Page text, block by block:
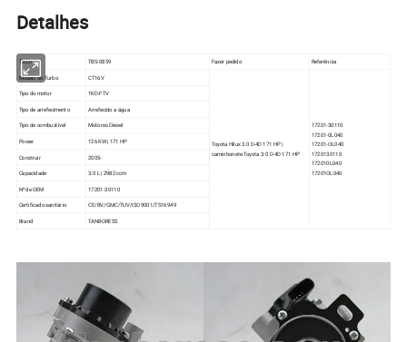
Detalhes
TBS n° TBS-0859 Fazer pedido Referência
Modelo do Turbo CT16V
Toyota Hilux 3.0 D-4D 171 HP |
caminhonete Toyota 3.0 D-4D 171 HP
17201-30110
17201-0L040
17201-OL040
1720130110
172010L040
17201OL040
Tipo do motor 1KD-FTV
Tipo de arrefecimento Arrefecido a água
Tipo de combustível Motores Diesel
Power 126 KW | 171 HP
Construir 2005-
Capacidade 3.0 L | 2982 ccm
Nº de OEM 17201-30110
Certificado sanitário CE/BV/GMC/TUV/ISO9001/TS16949
Brand TANBORESS